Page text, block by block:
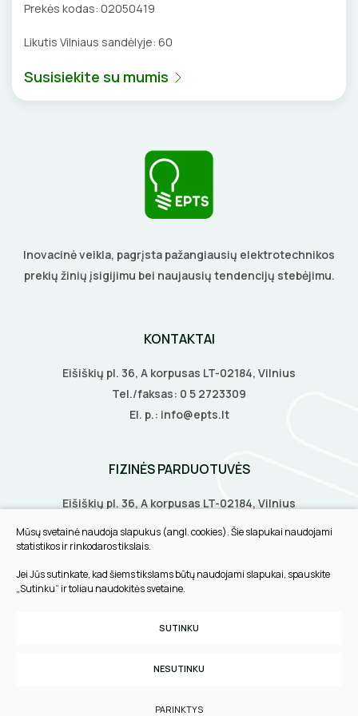
GELINĖS JUNGTYS
PJOVIMO ĮRANKIAI
LITAVIMO, KLIJAVIMO ĮRANKIAI
ELEKTRINIAI ĮRANKIAI
ŽYMEKLIAI
Prekės kodas: 02050419
Likutis Vilniaus sandėlyje: 60
Susisiekite su mumis
Inovacinė veikla, pagrįsta pažangiausių elektrotechnikos
prekių žinių įsigijimu bei naujausių tendencijų stebėjimu.
KONTAKTAI
Eišiškių pl. 36, A korpusas LT-02184, Vilnius
Tel./faksas: 0 5 2723309
El. p.: info@epts.lt
FIZINĖS PARDUOTUVĖS
Eišiškių pl. 36, A korpusas LT-02184, Vilnius
Biruliškių g. 8, LT-52168, Kaunas
Tilžės g. 60, LT-91108, Klaipėda
INFORMACIJA
Privatumo politika
Sukurta:TEXUS
Mūsų svetainė naudoja slapukus (angl. cookies). Šie slapukai naudojami
statistikos ir rinkodaros tikslais.
Jei Jūs sutinkate, kad šiems tikslams būtų naudojami slapukai, spauskite
„Sutinku“ ir toliau naudokitės svetaine.
SUTINKU
NESUTINKU
PARINKTYS